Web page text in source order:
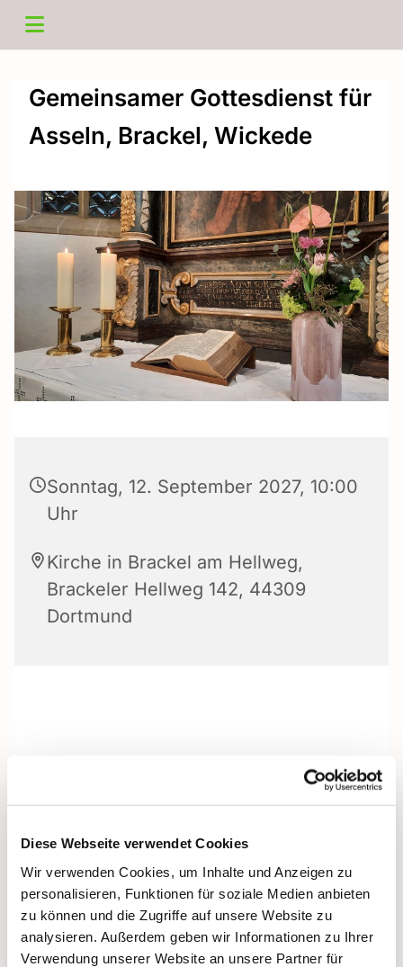
Diese Webseite verwendet Cookies
Wir verwenden Cookies, um Inhalte und Anzeigen zu
personalisieren, Funktionen für soziale Medien anbieten
zu können und die Zugriffe auf unsere Website zu
analysieren. Außerdem geben wir Informationen zu Ihrer
Verwendung unserer Website an unsere Partner für
Gemeinsamer Gottesdienst für
Asseln, Brackel, Wickede
Sonntag, 12. September 2027, 10:00
Uhr
Kirche in Brackel am Hellweg,
Brackeler Hellweg 142, 44309
Dortmund